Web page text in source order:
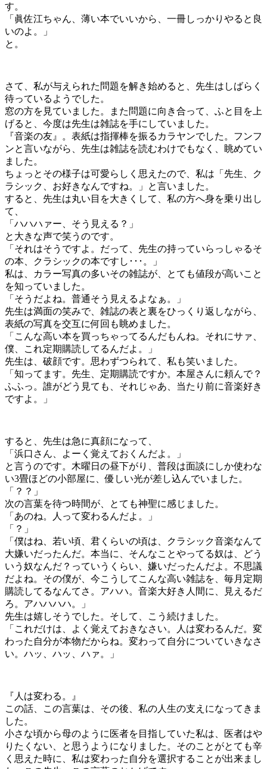
す。
「眞佐江ちゃん、薄い本でいいから、一冊しっかりやると良
いのよ。」
と。
さて、私が与えられた問題を解き始めると、先生はしばらく
待っているようでした。
窓の方を見ていました。また問題に向き合って、ふと目を上
げると、今度は先生は雑誌を手にしていました。
『音楽の友』。表紙は指揮棒を振るカラヤンでした。フンフ
ンと言いながら、先生は雑誌を読むわけでもなく、眺めてい
ました。
ちょっとその様子は可愛らしく思えたので、私は「先生、ク
ラシック、お好きなんですね。」と言いました。
すると、先生は丸い目を大きくして、私の方へ身を乗り出し
て、
「ハハハァー、そう見える？」
と大きな声で笑うのです。
「それはそうですよ。だって、先生の持っていらっしゃるそ
の本、クラシックの本ですし･･･。」
私は、カラー写真の多いその雑誌が、とても値段が高いこと
を知っていました。
「そうだよね。普通そう見えるよなぁ。」
先生は満面の笑みで、雑誌の表と裏をひっくり返しながら、
表紙の写真を交互に何回も眺めました。
「こんな高い本を買っちゃってるんだもんね。それにサァ、
僕、これ定期購読してるんだよ。」
先生は、破顔です。思わずつられて、私も笑いました。
「知ってます。先生、定期購読ですか。本屋さんに頼んで？
ふふっ。誰がどう見ても、それじゃあ、当たり前に音楽好き
ですよ。」
すると、先生は急に真顔になって、
「浜口さん、よーく覚えておくんだよ。」
と言うのです。木曜日の昼下がり、普段は面談にしか使わな
い3畳ほどの小部屋に、優しい光が差し込んでいました。
「？？」
次の言葉を待つ時間が、とても神聖に感じました。
「あのね。人って変わるんだよ。」
「？」
「僕はね、若い頃、君くらいの頃は、クラシック音楽なんて
大嫌いだったんだ。本当に、そんなことやってる奴は、どう
いう奴なんだ？っていうくらい、嫌いだったんだよ。不思議
だよね。その僕が、今こうしてこんな高い雑誌を、毎月定期
購読してるなんてさ。アハハ。音楽大好き人間に、見えるだ
ろ。アハハハハ。」
先生は嬉しそうでした。そして、こう続けました。
「これだけは、よく覚えておきなさい。人は変わるんだ。変
わった自分が本物だからね。変わって自分についていきなさ
い。ハッ、ハッ、ハァ。」
『人は変わる。』
この話、この言葉は、その後、私の人生の支えになってきま
した。
小さな頃から母のように医者を目指していた私は、医者はや
りたくない、と思うようになりました。そのことがとても辛
く思えた時に、私は変わった自分を選択することが出来まし